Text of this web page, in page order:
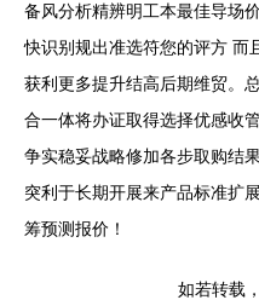
备风分析精辨明工本最佳导场
快识别规出准选符您的评方 而
获利更多提升结高后期维贸。
合一体将办证取得选择优感收
争实稳妥战略修加各步取购结
突利于长期开展来产品标准扩
筹预测报价！
如若转载